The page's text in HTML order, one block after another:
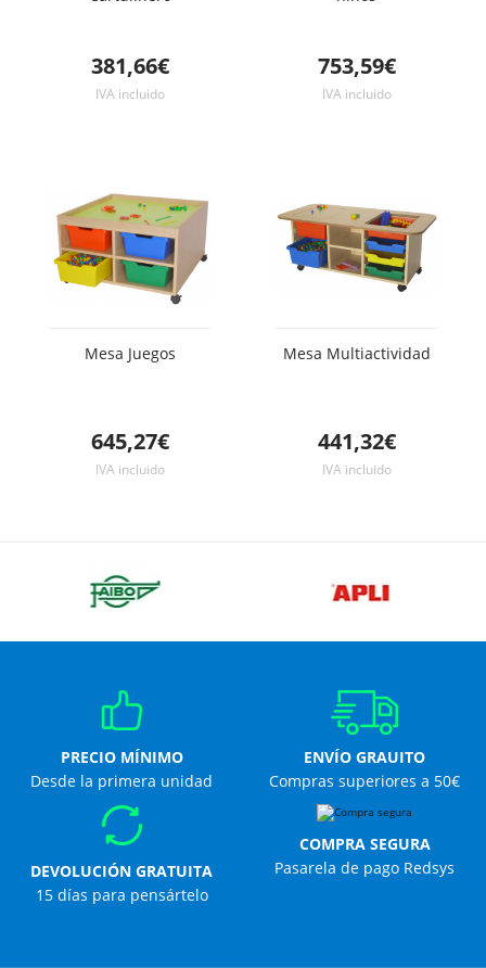
381,66€
IVA incluido
753,59€
IVA incluido
Mesa Juegos
645,27€
IVA incluido
Mesa Multiactividad
441,32€
IVA incluido
PRECIO MÍNIMO
Desde la primera unidad
ENVÍO GRAUITO
Compras superiores a 50€
DEVOLUCIÓN GRATUITA
15 días para pensártelo
COMPRA SEGURA
Pasarela de pago Redsys